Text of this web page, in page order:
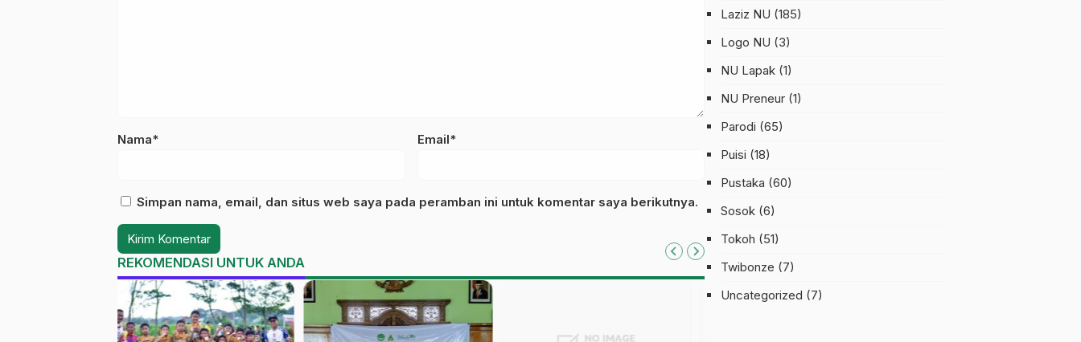
Nama* Email*
Simpan nama, email, dan situs web saya pada peramban ini untuk komentar saya berikutnya.
REKOMENDASI UNTUK ANDA
Laziz NU (185)
Logo NU (3)
NU Lapak (1)
NU Preneur (1)
Parodi (65)
Puisi (18)
Pustaka (60)
Sosok (6)
Tokoh (51)
Twibonze (7)
Uncategorized (7)